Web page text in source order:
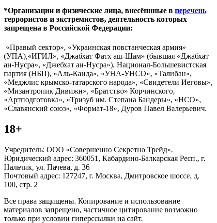
*Организации и физические лица, внесённные в перечень
террористов и экстремистов, деятельность которых
запрещена в Российской Федерации:
«Правый сектор», «Украинская повстанческая армия»
(УПА),«ИГИЛ», «Джабхат Фатх аш-Шам» (бывшая «Джабхат
ан-Нусра», «Джебхат ан-Нусра»), Национал-Большевистская
партия (НБП), «Аль-Каида», «УНА-УНСО», «Талибан»,
«Меджлис крымско-татарского народа», «Свидетели Иеговы»,
«Мизантропик Дивижн», «Братство» Корчинского,
«Артподготовка», «Тризуб им. Степана Бандеры», «НСО»,
«Славянский союз», «Формат-18», Дуров Павел Валерьевич.
18+
Учредитель: ООО «Совершенно Секретно Трейд».
Юридический адрес: 360051, Кабардино-Балкарская Респ., г.
Нальчик, ул. Пачева, д. 36
Почтовый адрес: 127247, г. Москва, Дмитровское шоссе, д.
100, стр. 2
Все права защищены. Копирование и использование
материалов запрещено, частичное цитирование возможно
только при условии гиперссылки на сайт.